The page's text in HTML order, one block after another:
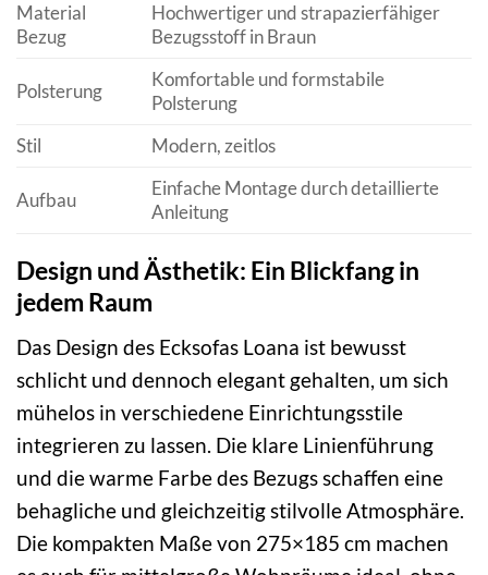
Material
Bezug
Hochwertiger und strapazierfähiger
Bezugsstoff in Braun
Polsterung
Komfortable und formstabile
Polsterung
Stil
Modern, zeitlos
Aufbau
Einfache Montage durch detaillierte
Anleitung
Design und Ästhetik: Ein Blickfang in
jedem Raum
Das Design des Ecksofas Loana ist bewusst
schlicht und dennoch elegant gehalten, um sich
mühelos in verschiedene Einrichtungsstile
integrieren zu lassen. Die klare Linienführung
und die warme Farbe des Bezugs schaffen eine
behagliche und gleichzeitig stilvolle Atmosphäre.
Die kompakten Maße von 275×185 cm machen